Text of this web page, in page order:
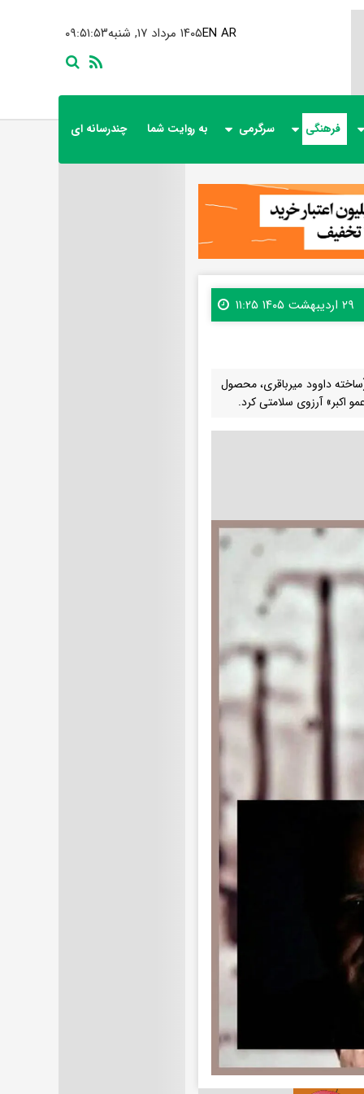
۰۹:۵۱:۵۵ ۱۴۰۵ مرداد ۱۷, شنبهEN AR
فرهنگی سرگرمی به روایت شما چندرسانه ای
۲۹ اردیبهشت ۱۴۰۵ ۱۱:۲۵
(ساخته داوود میرباقری، محصول